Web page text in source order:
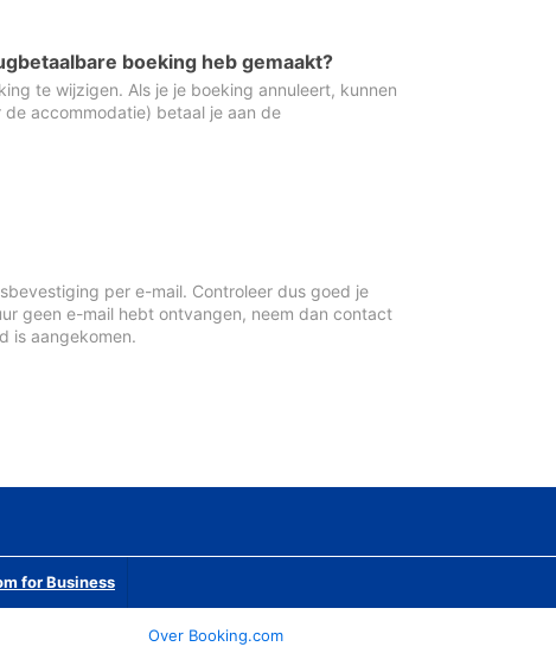
boeking heb gemaakt?
te wijzigen. Als je je boeking annuleert, kunnen
accommodatie) betaal je aan de
per e-mail. Controleer dus goed je
geen e-mail hebt ontvangen, neem dan contact
is aangekomen.
for Business
Over Booking.com